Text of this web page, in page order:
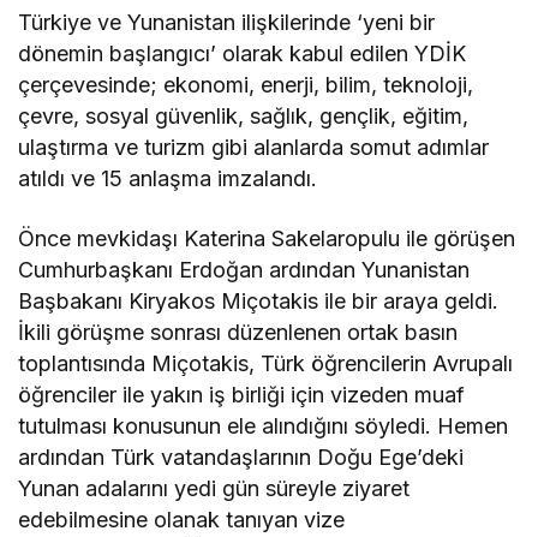
Türkiye ve Yunanistan ilişkilerinde ‘yeni bir
dönemin başlangıcı’ olarak kabul edilen YDİK
çerçevesinde; ekonomi, enerji, bilim, teknoloji,
çevre, sosyal güvenlik, sağlık, gençlik, eğitim,
ulaştırma ve turizm gibi alanlarda somut adımlar
atıldı ve 15 anlaşma imzalandı.
Önce mevkidaşı Katerina Sakelaropulu ile görüşen
Cumhurbaşkanı Erdoğan ardından Yunanistan
Başbakanı Kiryakos Miçotakis ile bir araya geldi.
İkili görüşme sonrası düzenlenen ortak basın
toplantısında Miçotakis, Türk öğrencilerin Avrupalı
öğrenciler ile yakın iş birliği için vizeden muaf
tutulması konusunun ele alındığını söyledi. Hemen
ardından Türk vatandaşlarının Doğu Ege’deki
Yunan adalarını yedi gün süreyle ziyaret
edebilmesine olanak tanıyan vize